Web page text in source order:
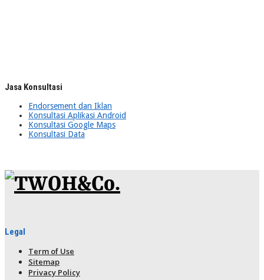
Jasa Konsultasi
Endorsement dan Iklan
Konsultasi Aplikasi Android
Konsultasi Google Maps
Konsultasi Data
Legal
Term of Use
Sitemap
Privacy Policy